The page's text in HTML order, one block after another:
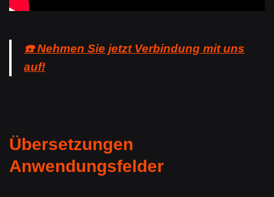
☎️ Nehmen Sie jetzt Verbindung mit uns
auf!
Übersetzungen
Anwendungsfelder